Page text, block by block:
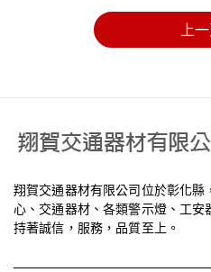
上
翔賀交通器材有限公司位於彰化
心、交通器材、各類警示燈、工
持著誠信，服務，品質至上。